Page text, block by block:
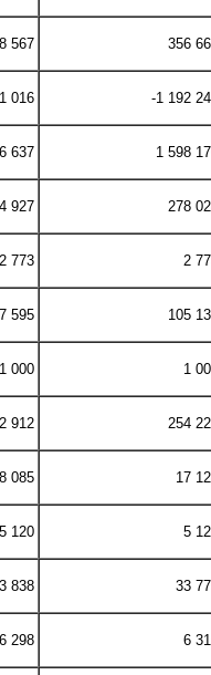
567 356
016 -1 192
637 1 598
927 278
2 773 2
595 105
1 000 1
912 254
085 17
5 120 5
838 33
6 298 6